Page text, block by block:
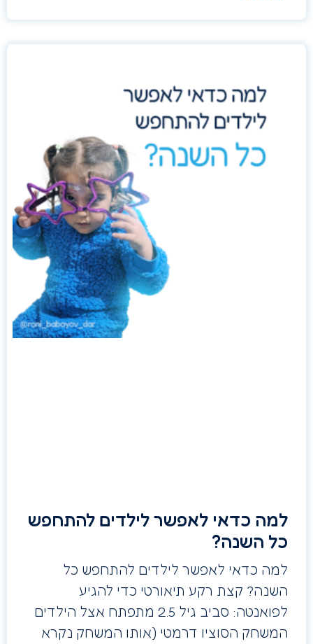
למה כדאי לאפשר לילדים להתחפש
כל השנה?
למה כדאי לאפשר לילדים להתחפש כל
השנה? קצת רקע תיאורטי כדי להגיע
לפואנטה: סביב גיל 2.5 מתפתח אצל הילדים
המשחק הסוציו דרמטי (אותו המשחק נקרא